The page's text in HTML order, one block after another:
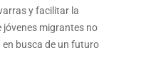
y facilitar la
migrantes no
busca de un futuro